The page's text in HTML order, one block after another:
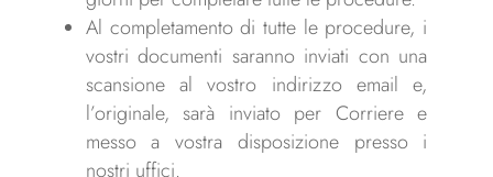
Al completamento di tutte le procedure, i
vostri documenti saranno inviati con una
scansione al vostro indirizzo email e,
l’originale, sarà inviato per Corriere e
messo a vostra disposizione presso i
nostri uffici.